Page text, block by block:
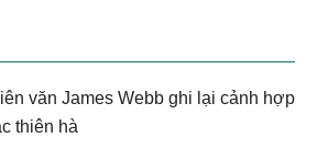
văn James Webb ghi lại cảnh hợp
thiên hà